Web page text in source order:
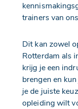
trainers van
Dit kan zowel
Rotterdam als
krijg je een
brengen en
je de juiste
opleiding wilt